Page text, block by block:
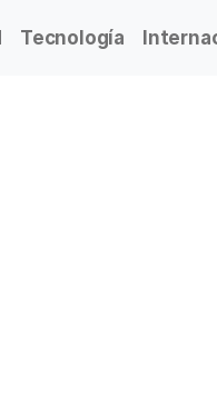
Tecnología